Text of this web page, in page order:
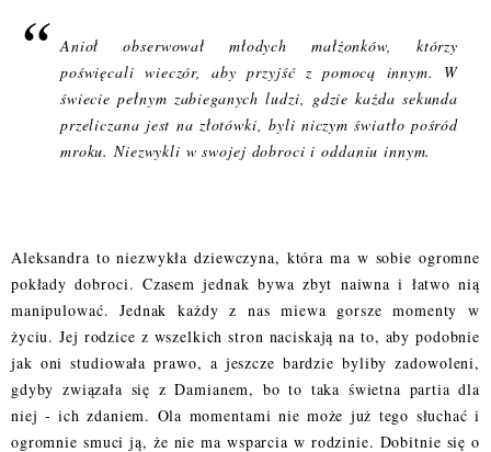
Anioł obserwował młodych małżonków, którzy
poświęcali wieczór, aby przyjść z pomocą innym. W
świecie pełnym zabieganych ludzi, gdzie każda sekunda
przeliczana jest na złotówki, byli niczym światło pośród
mroku. Niezwykli w swojej dobroci i oddaniu innym.
Aleksandra to niezwykła dziewczyna, która ma w sobie ogromne
pokłady dobroci. Czasem jednak bywa zbyt naiwna i łatwo nią
manipulować. Jednak każdy z nas miewa gorsze momenty w
życiu. Jej rodzice z wszelkich stron naciskają na to, aby podobnie
jak oni studiowała prawo, a jeszcze bardzie byliby zadowoleni,
gdyby związała się z Damianem, bo to taka świetna partia dla
niej - ich zdaniem. Ola momentami nie może już tego słuchać i
ogromnie smuci ją, że nie ma wsparcia w rodzinie. Dobitnie się o